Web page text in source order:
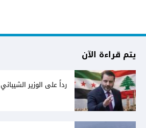
يتم قراءة الآن
رداً على الوزير الشيباني